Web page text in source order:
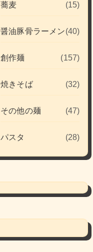
蕎麦 (15)
醤油豚骨ラーメン(40)
創作麺 (157)
焼きそば (32)
その他の麺 (47)
パスタ (28)